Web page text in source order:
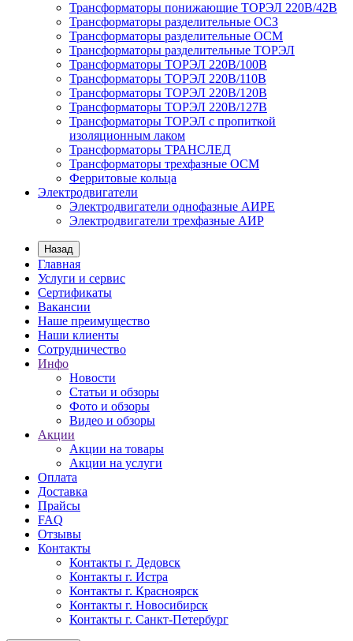
Трансформаторы понижающие ТОРЭЛ 220В/42В
Трансформаторы разделительные ОСЗ
Трансформаторы разделительные ОСМ
Трансформаторы разделительные ТОРЭЛ
Трансформаторы ТОРЭЛ 220В/100В
Трансформаторы ТОРЭЛ 220В/110В
Трансформаторы ТОРЭЛ 220В/120В
Трансформаторы ТОРЭЛ 220В/127В
Трансформаторы ТОРЭЛ с пропиткой
изоляционным лаком
Трансформаторы ТРАНСЛЕД
Трансформаторы трехфазные ОСМ
Ферритовые кольца
Электродвигатели
Электродвигатели однофазные АИРЕ
Электродвигатели трехфазные АИР
Назад
Главная
Услуги и сервис
Сертификаты
Вакансии
Наше преимущество
Наши клиенты
Сотрудничество
Инфо
Новости
Статьи и обзоры
Фото и обзоры
Видео и обзоры
Акции
Акции на товары
Акции на услуги
Оплата
Доставка
Прайсы
FAQ
Отзывы
Контакты
Контакты г. Дедовск
Контакты г. Истра
Контакты г. Красноярск
Контакты г. Новосибирск
Контакты г. Санкт-Петербург